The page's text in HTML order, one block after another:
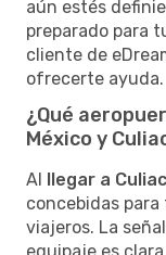
aún estés
preparado para
cliente de
ofrecerte ayuda.
¿Qué
México y
Al llegar a
concebidas
viajeros. La